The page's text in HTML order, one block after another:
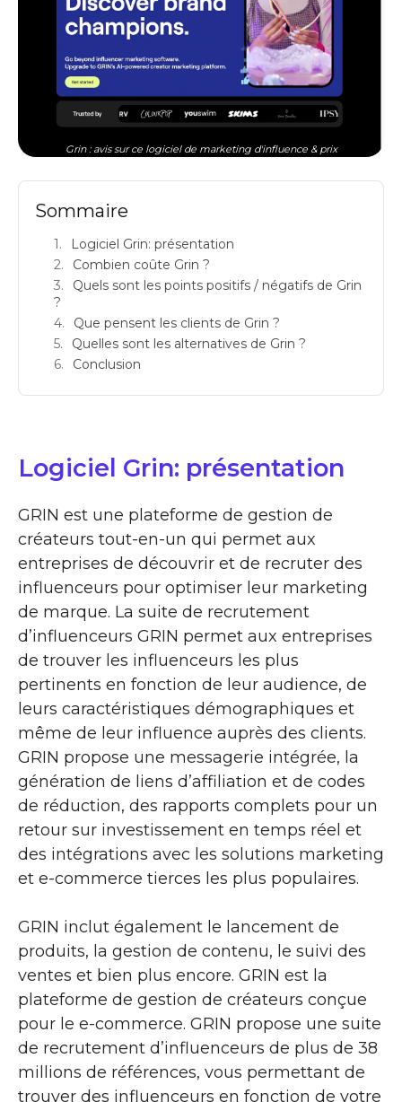
Grin : avis sur ce logiciel de marketing d'influence & prix
Sommaire
Logiciel Grin: présentation
Combien coûte Grin ?
Quels sont les points positifs / négatifs de Grin
?
Que pensent les clients de Grin ?
Quelles sont les alternatives de Grin ?
Conclusion
Logiciel Grin: présentation
GRIN est une plateforme de gestion de
créateurs tout-en-un qui permet aux
entreprises de découvrir et de recruter des
influenceurs pour optimiser leur marketing
de marque. La suite de recrutement
d’influenceurs GRIN permet aux entreprises
de trouver les influenceurs les plus
pertinents en fonction de leur audience, de
leurs caractéristiques démographiques et
même de leur influence auprès des clients.
GRIN propose une messagerie intégrée, la
génération de liens d’affiliation et de codes
de réduction, des rapports complets pour un
retour sur investissement en temps réel et
des intégrations avec les solutions marketing
et e-commerce tierces les plus populaires.
GRIN inclut également le lancement de
produits, la gestion de contenu, le suivi des
ventes et bien plus encore. GRIN est la
plateforme de gestion de créateurs conçue
pour le e-commerce. GRIN propose une suite
de recrutement d’influenceurs de plus de 38
millions de références, vous permettant de
trouver des influenceurs en fonction de votre